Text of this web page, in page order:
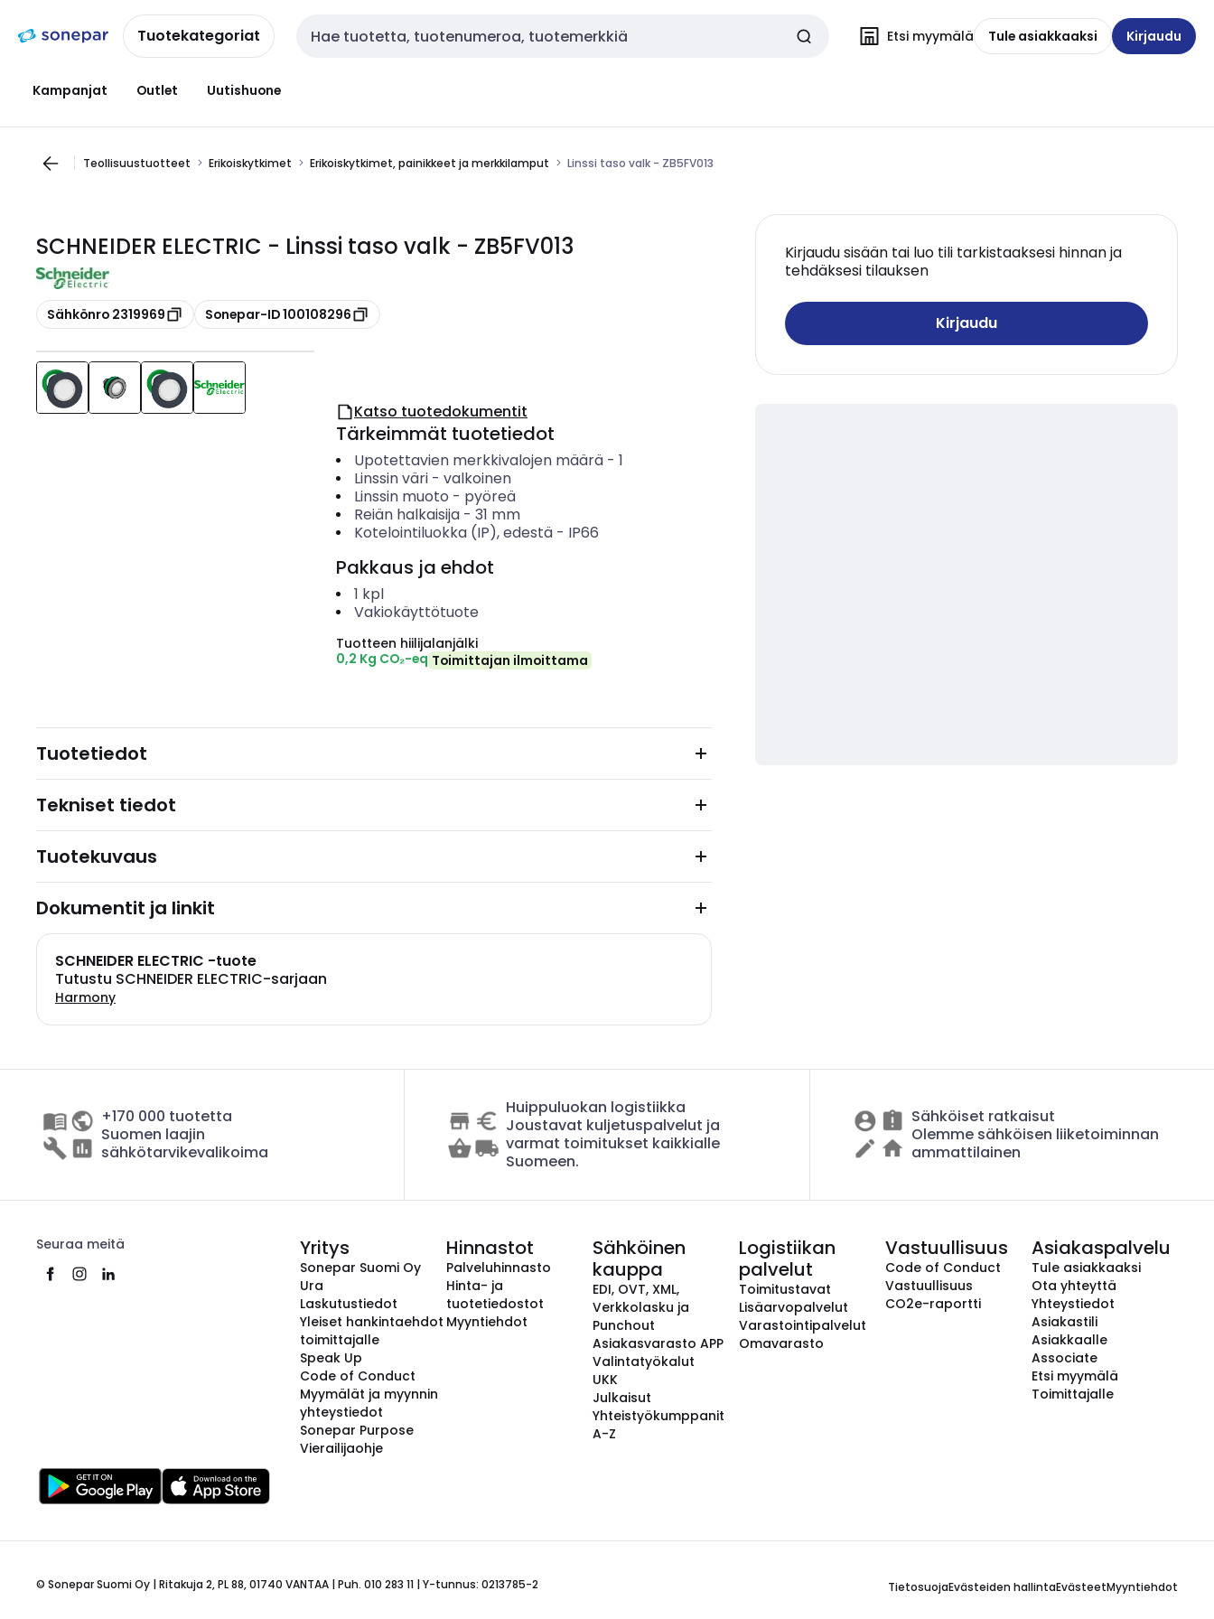
navigointiinsisältöönTuotekategoriat Haku Etsi myymälä Tule asiakkaaksi Kirjaudu
Kampanjat Outlet Uutishuone
Teollisuustuotteet Erikoiskytkimet Erikoiskytkimet, painikkeet ja merkkilamput Linssi taso valk - ZB5FV013
SCHNEIDER ELECTRIC - Linssi taso valk - ZB5FV013
Kopioi
Sähkönro 2319969 Kopioi
Sonepar-ID 100108296
Kirjaudu sisään tai luo tili tarkistaaksesi hinnan ja
tehdäksesi tilauksen
Kirjaudu
Katso tuotedokumentit
Tärkeimmät tuotetiedot
Upotettavien merkkivalojen määrä- 1
Linssin väri- valkoinen
Linssin muoto - pyöreä
Reiän halkaisija- 31 mm
Kotelointiluokka (IP), edestä- IP66
Pakkaus ja ehdot
1 kpl
Vakiokäyttötuote
Tuotteen hiilijalanjälki
0,2 Kg CO₂-eq Toimittajan ilmoittama
Tuotetiedot
Tekniset tiedot
Tuotekuvaus
Dokumentit ja linkit
SCHNEIDER ELECTRIC -tuote
Tutustu SCHNEIDER ELECTRIC-sarjaan
Harmony
+170 000 tuotetta
Suomen laajin
sähkötarvikevalikoima
Huippuluokan logistiikka
Joustavat kuljetuspalvelut ja
varmat toimitukset kaikkialle
Suomeen.
Sähköiset ratkaisut
Olemme sähköisen liiketoiminnan
ammattilainen
Seuraa meitä Yritys
Sonepar Suomi Oy
Ura
Laskutustiedot
Yleiset hankintaehdot
toimittajalle
Speak Up
Code of Conduct
Myymälät ja myynnin
yhteystiedot
Sonepar Purpose
Vierailijaohje
Hinnastot
Palveluhinnasto
Hinta- ja
tuotetiedostot
Myyntiehdot
Sähköinen
kauppa
EDI, OVT, XML,
Verkkolasku ja
Punchout
Asiakasvarasto APP
Valintatyökalut
UKK
Julkaisut
Yhteistyökumppanit
A-Z
Logistiikan
palvelut
Toimitustavat
Lisäarvopalvelut
Varastointipalvelut
Omavarasto
Vastuullisuus
Code of Conduct
Vastuullisuus
CO2e-raportti
Asiakaspalvelu
Tule asiakkaaksi
Ota yhteyttä
Yhteystiedot
Asiakastili
Asiakkaalle
Associate
Etsi myymälä
Toimittajalle
© Sonepar Suomi Oy | Ritakuja 2, PL 88, 01740 VANTAA | Puh. 010 283 11 | Y-tunnus: 0213785-2 TietosuojaEvästeiden hallintaEvästeetMyyntiehdot